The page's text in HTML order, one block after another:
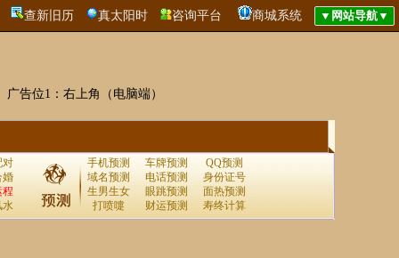
查新旧历 真太阳时 咨询平台 商城系统
广告位1：右上角（电脑端）
对
婚
程
水
手机预测 车牌预测
QQ预测
域名预测
电话预测
身份证号
生男生女
眼跳预测
面热预测
打喷嚏
财运预测 寿终计算